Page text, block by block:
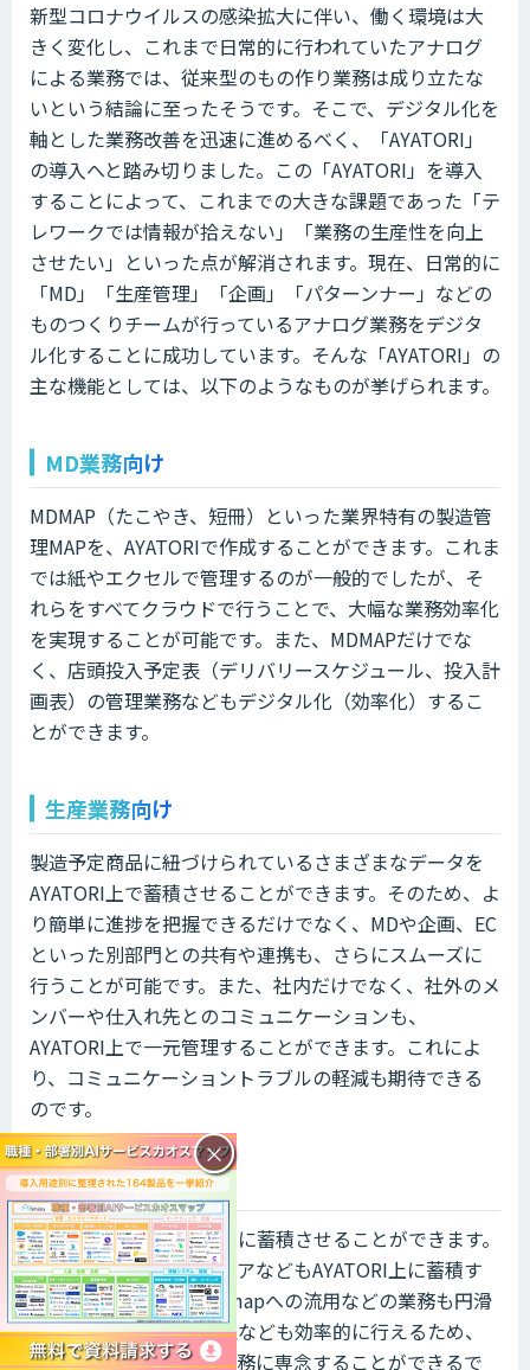
新型コロナウイルスの感染拡大に伴い、働く環境は大
きく変化し、これまで日常的に行われていたアナログ
による業務では、従来型のもの作り業務は成り立たな
いという結論に至ったそうです。そこで、デジタル化を
軸とした業務改善を迅速に進めるべく、「AYATORI」
の導入へと踏み切りました。この「AYATORI」を導入
することによって、これまでの大きな課題であった「テ
レワークでは情報が拾えない」「業務の生産性を向上
させたい」といった点が解消されます。現在、日常的に
「MD」「生産管理」「企画」「パターンナー」などの
ものつくりチームが行っているアナログ業務をデジタ
ル化することに成功しています。そんな「AYATORI」の
主な機能としては、以下のようなものが挙げられます。
MD業務向け
MDMAP（たこやき、短冊）といった業界特有の製造管
理MAPを、AYATORIで作成することができます。これま
では紙やエクセルで管理するのが一般的でしたが、そ
れらをすべてクラウドで行うことで、大幅な業務効率化
を実現することが可能です。また、MDMAPだけでな
く、店頭投入予定表（デリバリースケジュール、投入計
画表）の管理業務などもデジタル化（効率化）するこ
とができます。
生産業務向け
製造予定商品に紐づけられているさまざまなデータを
AYATORI上で蓄積させることができます。そのため、よ
り簡単に進捗を把握できるだけでなく、MDや企画、EC
といった別部門との共有や連携も、さらにスムーズに
行うことが可能です。また、社内だけでなく、社外のメ
ンバーや仕入れ先とのコミュニケーションも、
AYATORI上で一元管理することができます。これによ
り、コミュニケーショントラブルの軽減も期待できる
のです。
企画業務向け
仕様書を蓄積AYATORI上に蓄積させることができます。
また、絵型や企画アイデアなどもAYATORI上に蓄積す
ることが可能です。MDmapへの流用などの業務も円滑
化され、フォルダの管理なども効率的に行えるため、
よりクリエイティブな業務に専念することができるで
×